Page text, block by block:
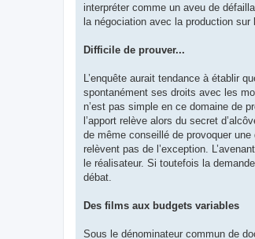
interpréter comme un aveu de
la négociation avec la production sur
Difficile de prouver...
L’enquête aurait tendance à établir
spontanément ses droits avec les
n’est pas simple en ce domaine de
l’apport relève alors du secret
de même conseillé de provoquer
relèvent pas de l’exception.
le réalisateur. Si toutefois la
débat.
Des films aux budgets variables
Sous le dénominateur commun de